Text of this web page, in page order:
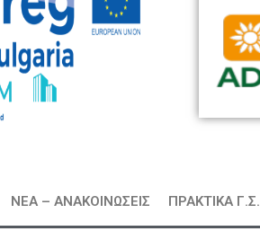
ΝΕΑ – ΑΝΑΚΟΙΝΩΣΕΙΣ ΠΡΑΚΤΙΚΑ Γ.Σ.